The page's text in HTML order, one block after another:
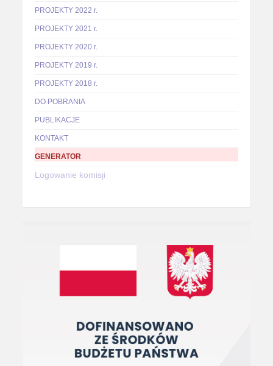
PROJEKTY 2022 r.
PROJEKTY 2021 r.
PROJEKTY 2020 r.
PROJEKTY 2019 r.
PROJEKTY 2018 r.
DO POBRANIA
PUBLIKACJE
KONTAKT
GENERATOR
Logowanie komisji